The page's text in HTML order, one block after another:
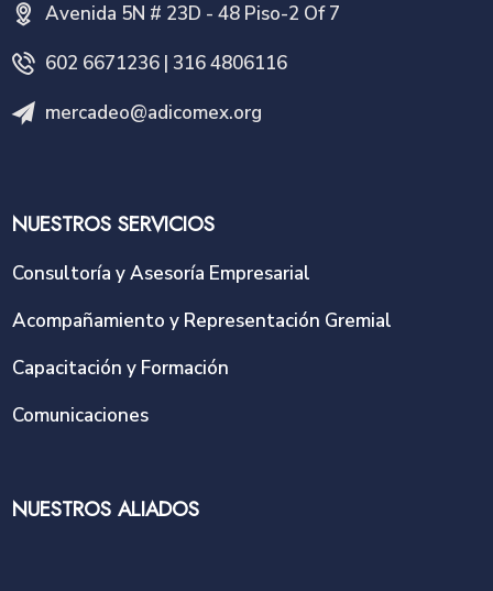
Avenida 5N # 23D - 48 Piso-2 Of 7
602 6671236 | 316 4806116
mercadeo@adicomex.org
NUESTROS SERVICIOS
Consultoría y Asesoría Empresarial
Acompañamiento y Representación Gremial
Capacitación y Formación
Comunicaciones
NUESTROS ALIADOS